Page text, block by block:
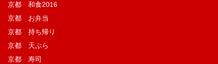
京都 和食2016
京都 お弁当
京都 持ち帰り
京都 天ぷら
京都 寿司